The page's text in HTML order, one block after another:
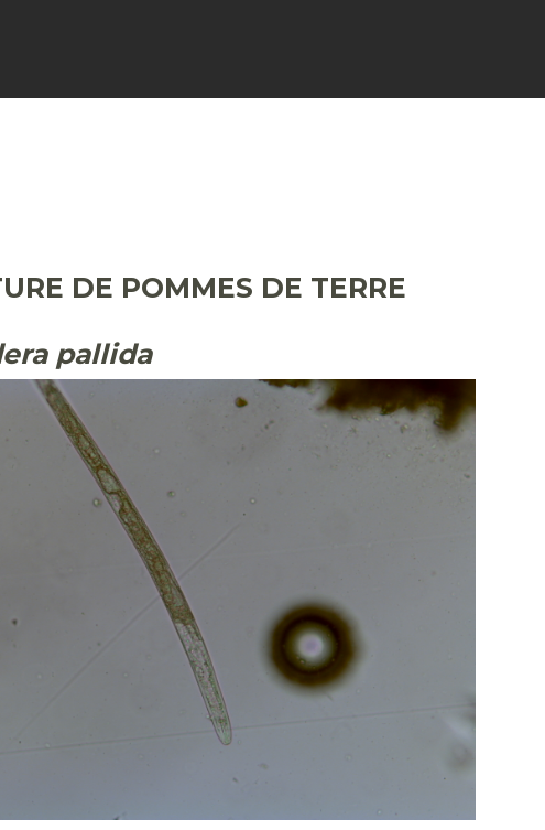
DE POMMES DE TERRE
pallida